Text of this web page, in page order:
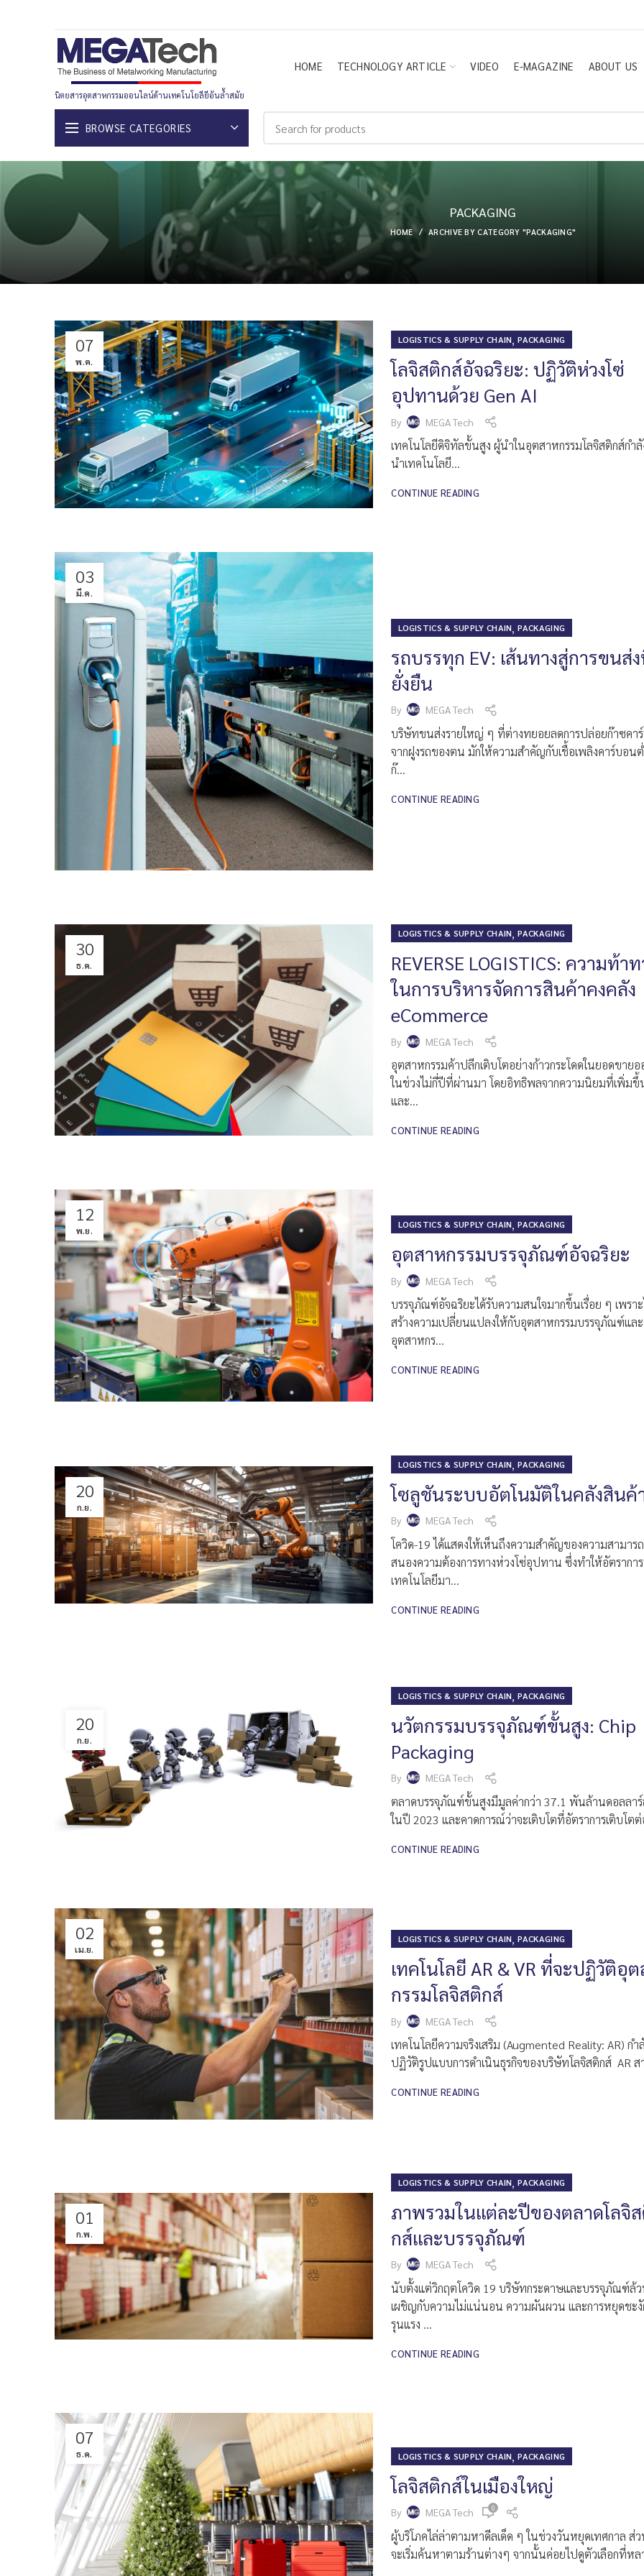
นิตยสารอุตสาหกรรมออนไลน์ด้านเทคโนโยลียีอันล้ำสมัย
HOME TECHNOLOGY ARTICLE VIDEO E-MAGAZINE ABOUT US
BROWSE CATEGORIES
PACKAGING
HOME ARCHIVE BY CATEGORY "PACKAGING"
07
พ.ค.
LOGISTICS & SUPPLY CHAIN,PACKAGING
โลจิสติกส์อัจฉริยะ: ปฏิวัติห่วงโซ่
อุปทานด้วย Gen AI
By MEGA Tech
เทคโนโลยีดิจิทัลขั้นสูง ผู้นำในอุตสาหกรรมโลจิสติกส์กำลั
นำเทคโนโลยี...
CONTINUE READING
03
มี.ค.
LOGISTICS & SUPPLY CHAIN,PACKAGING
รถบรรทุก EV: เส้นทางสู่การขนส่
ยั่งยืน
By MEGA Tech
บริษัทขนส่งรายใหญ่ ๆ ที่ต่างทยอยลดการปล่อยก๊าซคา
จากฝูงรถของตน มักให้ความสำคัญกับเชื้อเพลิงคาร์บอน
ก๊...
CONTINUE READING
30
ธ.ค.
LOGISTICS & SUPPLY CHAIN,PACKAGING
REVERSE LOGISTICS: ความท้า
ในการบริหารจัดการสินค้าคงคลัง
eCommerce
By MEGA Tech
อุตสาหกรรมค้าปลีกเติบโตอย่างก้าวกระโดดในยอดขาย
ในช่วงไม่กี่ปีที่ผ่านมา โดยอิทธิพลจากความนิยมที่เพิ่มขึ้
และ...
CONTINUE READING
12
พ.ย.
LOGISTICS & SUPPLY CHAIN,PACKAGING
อุตสาหกรรมบรรจุภัณฑ์อัจฉริยะ
By MEGA Tech
บรรจุภัณฑ์อัจฉริยะได้รับความสนใจมากขึ้นเรื่อย ๆ เพรา
สร้างความเปลี่ยนแปลงให้กับอุตสาหกรรมบรรจุภัณฑ์และ
อุตสาหกร...
CONTINUE READING
20
ก.ย.
LOGISTICS & SUPPLY CHAIN,PACKAGING
โซลูชันระบบอัตโนมัติในคลังสินค้
By MEGA Tech
โควิด-19 ได้แสดงให้เห็นถึงความสำคัญของความสามาร
สนองความต้องการทางห่วงโซ่อุปทาน ซึ่งทำให้อัตรากา
เทคโนโลยีมา...
CONTINUE READING
20
ก.ย.
LOGISTICS & SUPPLY CHAIN,PACKAGING
นวัตกรรมบรรจุภัณฑ์ขั้นสูง: Chip
Packaging
By MEGA Tech
ตลาดบรรจุภัณฑ์ขั้นสูงมีมูลค่ากว่า 37.1 พันล้านดอลลา
ในปี 2023 และคาดการณ์ว่าจะเติบโตที่อัตราการเติบโต
CONTINUE READING
02
เม.ย.
LOGISTICS & SUPPLY CHAIN,PACKAGING
เทคโนโลยี AR & VR ที่จะปฏิวัติอุ
กรรมโลจิสติกส์
By MEGA Tech
เทคโนโลยีความจริงเสริม (Augmented Reality: AR) กำ
ปฏิวัติรูปแบบการดำเนินธุรกิจของบริษัทโลจิสติกส์ AR ส
CONTINUE READING
01
ก.พ.
LOGISTICS & SUPPLY CHAIN,PACKAGING
ภาพรวมในแต่ละปีของตลาดโลจิ
กส์และบรรจุภัณฑ์
By MEGA Tech
นับตั้งแต่วิกฤตโควิด 19 บริษัทกระดาษและบรรจุภัณฑ์ล้
เผชิญกับความไม่แน่นอน ความผันผวน และการหยุดชะงั
รุนแรง ...
CONTINUE READING
07
ธ.ค. LOGISTICS & SUPPLY CHAIN,PACKAGING
โลจิสติกส์ในเมืองใหญ่
By MEGA Tech 0
ผู้บริโภคไล่ล่าตามหาดีลเด็ด ๆ ในช่วงวันหยุดเทศกาล ส่
จะเริ่มค้นหาตามร้านต่างๆ จากนั้นค่อยไปดูตัวเลือกที่หล